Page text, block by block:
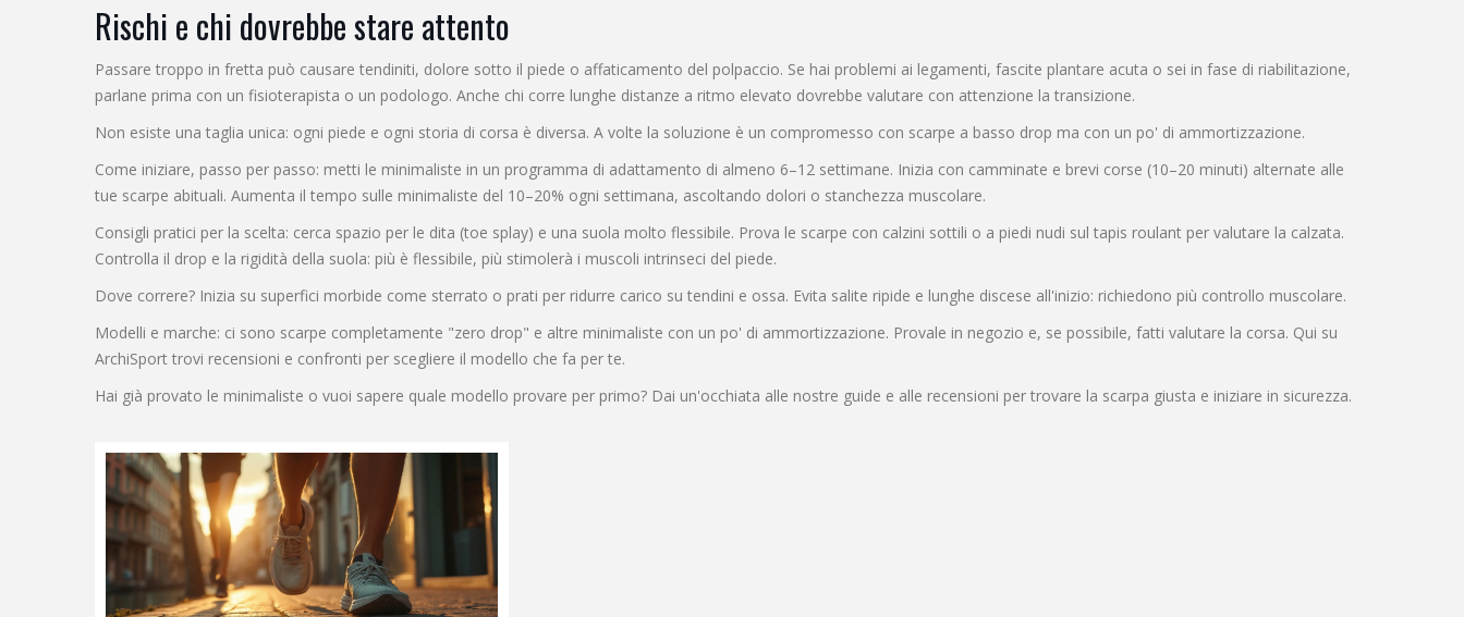
Rischi e chi dovrebbe stare attento
Passare troppo in fretta può causare tendiniti, dolore sotto il piede o affaticamento del polpaccio. Se hai problemi ai legamenti, fascite plantare acuta o sei in fase di riabilitazione,
parlane prima con un fisioterapista o un podologo. Anche chi corre lunghe distanze a ritmo elevato dovrebbe valutare con attenzione la transizione.
Non esiste una taglia unica: ogni piede e ogni storia di corsa è diversa. A volte la soluzione è un compromesso con scarpe a basso drop ma con un po' di ammortizzazione.
Come iniziare, passo per passo: metti le minimaliste in un programma di adattamento di almeno 6–12 settimane. Inizia con camminate e brevi corse (10–20 minuti) alternate alle
tue scarpe abituali. Aumenta il tempo sulle minimaliste del 10–20% ogni settimana, ascoltando dolori o stanchezza muscolare.
Consigli pratici per la scelta: cerca spazio per le dita (toe splay) e una suola molto flessibile. Prova le scarpe con calzini sottili o a piedi nudi sul tapis roulant per valutare la calzata.
Controlla il drop e la rigidità della suola: più è flessibile, più stimolerà i muscoli intrinseci del piede.
Dove correre? Inizia su superfici morbide come sterrato o prati per ridurre carico su tendini e ossa. Evita salite ripide e lunghe discese all'inizio: richiedono più controllo muscolare.
Modelli e marche: ci sono scarpe completamente "zero drop" e altre minimaliste con un po' di ammortizzazione. Provale in negozio e, se possibile, fatti valutare la corsa. Qui su
ArchiSport trovi recensioni e confronti per scegliere il modello che fa per te.
Hai già provato le minimaliste o vuoi sapere quale modello provare per primo? Dai un'occhiata alle nostre guide e alle recensioni per trovare la scarpa giusta e iniziare in sicurezza.